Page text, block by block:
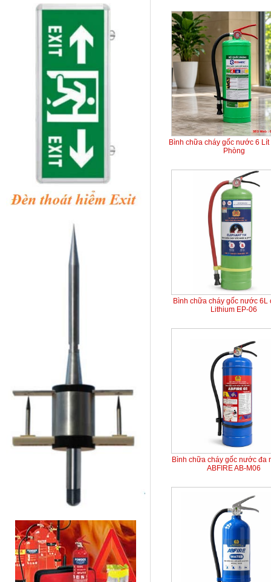
Bình chữa cháy gốc nước 6 Lít
Phòng
Bình chữa cháy gốc nước 6L
Lithium EP-06
Bình chữa cháy gốc nước đa
ABFIRE AB-M06